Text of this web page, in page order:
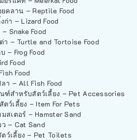
คลาน – Reptile Food
ก่า – Lizard Food
Snake Food
า – Turtle and Tortoise Food
– Frog Food
Food
Food
า – All Fish Food
สำหรับสัตว์เลี้ยง – Pet Accessories
ว์เลี้ยง – Item For Pets
สเตอร์ – Hamster Sand
– Cat Sand
ว์เลี้ยง – Pet Toilets